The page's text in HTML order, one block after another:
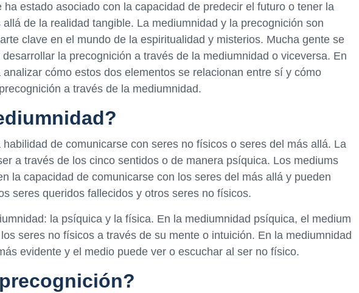
ha estado asociado con la capacidad de predecir el futuro o tener la
de la realidad tangible. La mediumnidad y la precognición son
clave en el mundo de la espiritualidad y misterios. Mucha gente se
la precognición a través de la mediumnidad o viceversa. En
cómo estos dos elementos se relacionan entre sí y cómo
a través de la mediumnidad.
de comunicarse con seres no físicos o seres del más allá. La
a través de los cinco sentidos o de manera psíquica. Los mediums
la capacidad de comunicarse con los seres del más allá y pueden
seres queridos fallecidos y otros seres no físicos.
la psíquica y la física. En la mediumnidad psíquica, el medium
seres no físicos a través de su mente o intuición. En la mediumnidad
evidente y el medio puede ver o escuchar al ser no físico.